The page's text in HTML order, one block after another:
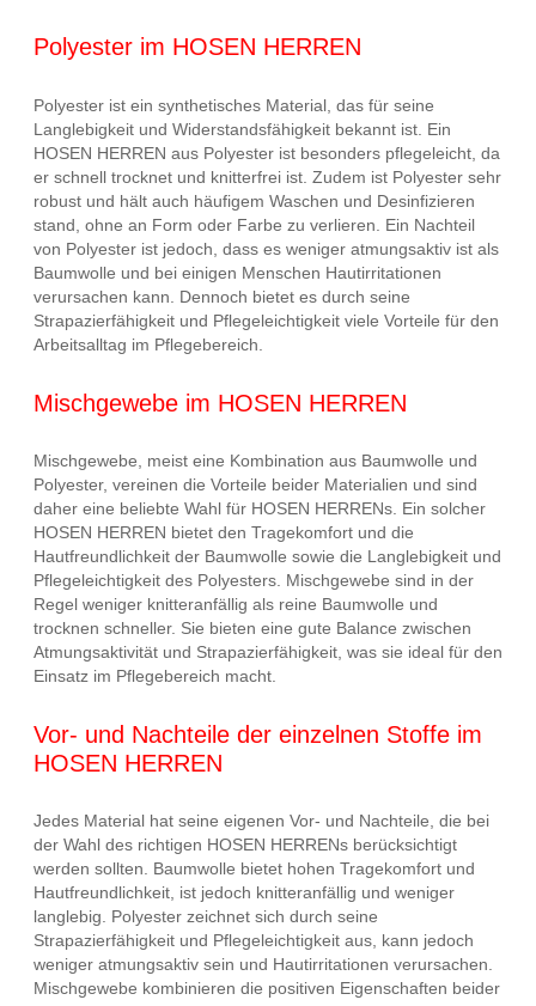
Polyester im HOSEN HERREN
Polyester ist ein synthetisches Material, das für seine
Langlebigkeit und Widerstandsfähigkeit bekannt ist. Ein
HOSEN HERREN aus Polyester ist besonders pflegeleicht, da
er schnell trocknet und knitterfrei ist. Zudem ist Polyester sehr
robust und hält auch häufigem Waschen und Desinfizieren
stand, ohne an Form oder Farbe zu verlieren. Ein Nachteil
von Polyester ist jedoch, dass es weniger atmungsaktiv ist als
Baumwolle und bei einigen Menschen Hautirritationen
verursachen kann. Dennoch bietet es durch seine
Strapazierfähigkeit und Pflegeleichtigkeit viele Vorteile für den
Arbeitsalltag im Pflegebereich.
Mischgewebe im HOSEN HERREN
Mischgewebe, meist eine Kombination aus Baumwolle und
Polyester, vereinen die Vorteile beider Materialien und sind
daher eine beliebte Wahl für HOSEN HERRENs. Ein solcher
HOSEN HERREN bietet den Tragekomfort und die
Hautfreundlichkeit der Baumwolle sowie die Langlebigkeit und
Pflegeleichtigkeit des Polyesters. Mischgewebe sind in der
Regel weniger knitteranfällig als reine Baumwolle und
trocknen schneller. Sie bieten eine gute Balance zwischen
Atmungsaktivität und Strapazierfähigkeit, was sie ideal für den
Einsatz im Pflegebereich macht.
Vor- und Nachteile der einzelnen Stoffe im
HOSEN HERREN
Jedes Material hat seine eigenen Vor- und Nachteile, die bei
der Wahl des richtigen HOSEN HERRENs berücksichtigt
werden sollten. Baumwolle bietet hohen Tragekomfort und
Hautfreundlichkeit, ist jedoch knitteranfällig und weniger
langlebig. Polyester zeichnet sich durch seine
Strapazierfähigkeit und Pflegeleichtigkeit aus, kann jedoch
weniger atmungsaktiv sein und Hautirritationen verursachen.
Mischgewebe kombinieren die positiven Eigenschaften beider